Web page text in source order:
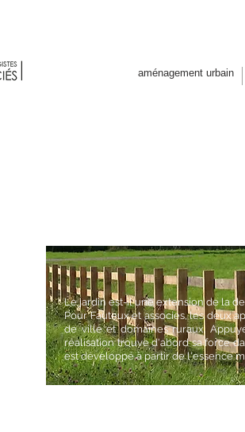
aménagement urbain
Le jardin est-il une extension de la
Pour Fauteux et associés, les deux
de ville et domaines ruraux.
réalisation trouve d'abord sa force
est développé à partir de l'essence